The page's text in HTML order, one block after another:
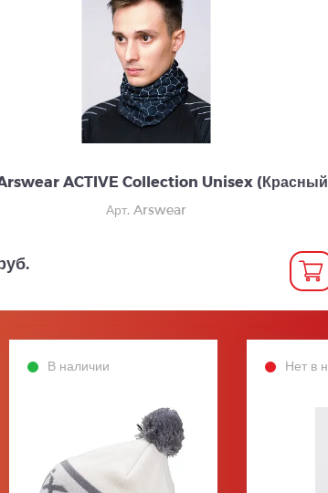
ACTIVE Collection Unisex
Арт. Arswear
В наличии Нет в